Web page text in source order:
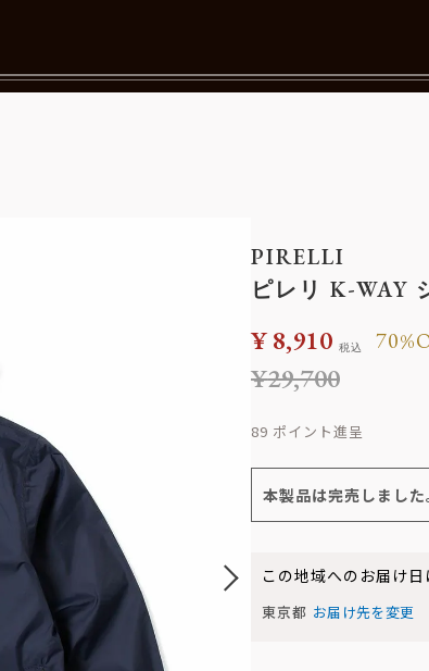
メルマガ購読
PIRELLI
ピレリ K-WAY
¥29,700
¥8,910 税込
89
本製品は完売しまし
この地域へのお届け
東京都 お届け先を変更